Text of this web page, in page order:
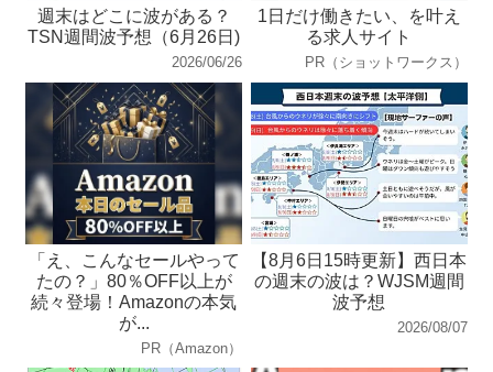
週末はどこに波がある？
TSN週間波予想（6月26日)
2026/06/26
1日だけ働きたい、を叶え
る求人サイト
PR（ショットワークス）
「え、こんなセールやって
たの？」80％OFF以上が
続々登場！Amazonの本気
が...
PR（Amazon）
【8月6日15時更新】西日本
の週末の波は？WJSM週間
波予想
2026/08/07